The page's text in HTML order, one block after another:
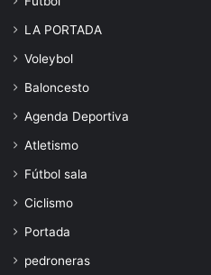
LA PORTADA
Voleybol
Baloncesto
Agenda Deportiva
Atletismo
Fútbol sala
Ciclismo
Portada
pedroneras